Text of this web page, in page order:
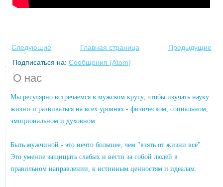
Следующие Предыдущие
Главная страница
Подписаться на:Сообщения (Atom)
О нас
Мы регулярно встречаемся в мужском кругу, чтобы изучать науку
жизни и развиваться на всех уровнях - физическом, социальном,
эмоциональном и духовном.
Быть мужчиной - это нечто большее, чем "взять от жизни всё".
Это умение защищать слабых и вести за собой людей в
правильном направлении, к истинным ценностям и идеалам.